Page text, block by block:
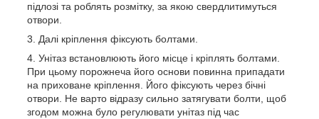
підлозі та роблять розмітку, за якою свердлитимуться
отвори.
Далі кріплення фіксують болтами.
Унітаз встановлюють його місце і кріплять болтами.
При цьому порожнеча його основи повинна припадати
на приховане кріплення. Його фіксують через бічні
отвори. Не варто відразу сильно затягувати болти, щоб
згодом можна було регулювати унітаз під час